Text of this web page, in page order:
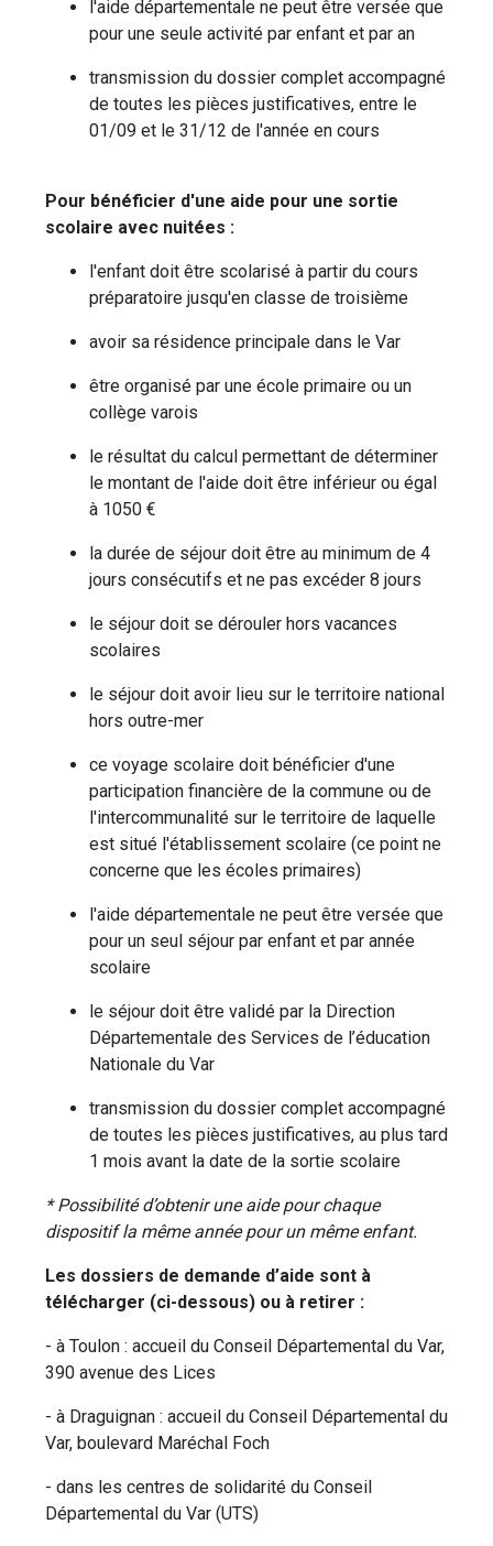
l'aide départementale ne peut être versée que
pour une seule activité par enfant et par an
transmission du dossier complet accompagné
de toutes les pièces justificatives, entre le
01/09 et le 31/12 de l'année en cours
Pour bénéficier d'une aide pour une sortie
scolaire avec nuitées :
l'enfant doit être scolarisé à partir du cours
préparatoire jusqu'en classe de troisième
avoir sa résidence principale dans le Var
être organisé par une école primaire ou un
collège varois
le résultat du calcul permettant de déterminer
le montant de l'aide doit être inférieur ou égal
à 1050 €
la durée de séjour doit être au minimum de 4
jours consécutifs et ne pas excéder 8 jours
le séjour doit se dérouler hors vacances
scolaires
le séjour doit avoir lieu sur le territoire national
hors outre-mer
ce voyage scolaire doit bénéficier d'une
participation financière de la commune ou de
l'intercommunalité sur le territoire de laquelle
est situé l'établissement scolaire (ce point ne
concerne que les écoles primaires)
l'aide départementale ne peut être versée que
pour un seul séjour par enfant et par année
scolaire
le séjour doit être validé par la Direction
Départementale des Services de l’éducation
Nationale du Var
transmission du dossier complet accompagné
de toutes les pièces justificatives, au plus tard
1 mois avant la date de la sortie scolaire
* Possibilité d’obtenir une aide pour chaque
dispositif la même année pour un même enfant.
Les dossiers de demande d’aide sont à
télécharger (ci-dessous) ou à retirer :
- à Toulon : accueil du Conseil Départemental du Var,
390 avenue des Lices
- à Draguignan : accueil du Conseil Départemental du
Var, boulevard Maréchal Foch
- dans les centres de solidarité du Conseil
Départemental du Var (UTS)